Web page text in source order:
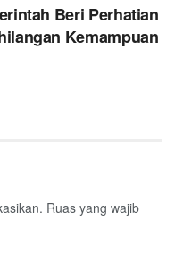
Beri Perhatian
Kemampuan
Ruas yang wajib